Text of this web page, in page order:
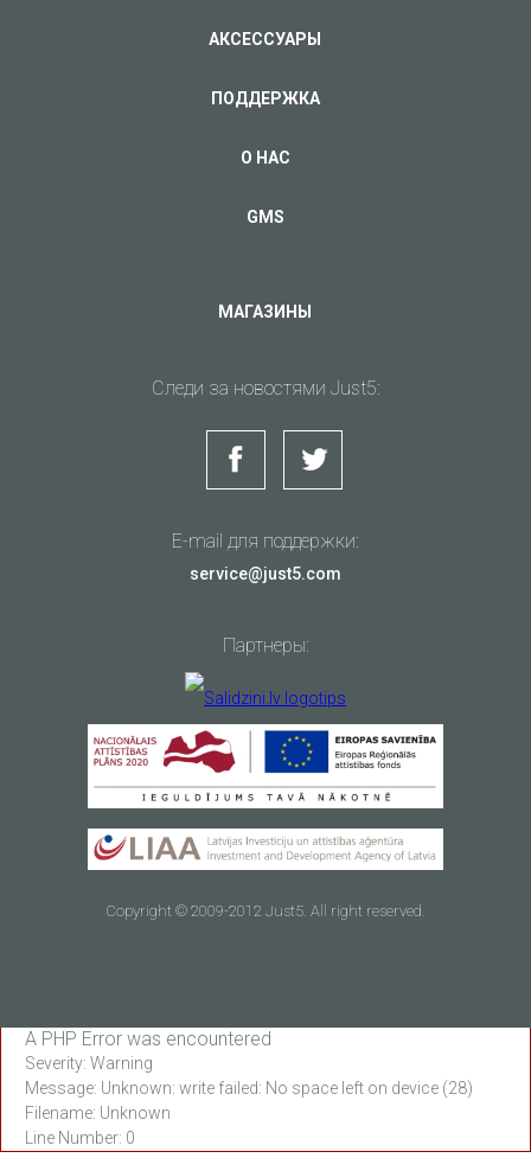
АКСЕССУАРЫ
ПОДДЕРЖКА
О НАС
GMS
МАГАЗИНЫ
Следи за новостями Just5:
E-mail для поддержки:
service@just5.com
Партнеры:
Copyright © 2009-2012 Just5. All right reserved.
A PHP Error was encountered
Severity: Warning
Message: Unknown: write failed: No space left on device (28)
Filename: Unknown
Line Number: 0